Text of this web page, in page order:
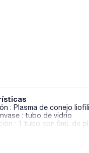
: Plasma de conejo
: tubo de vidrio
: 1 tubo con 9mL de